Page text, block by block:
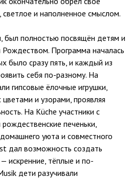
и наполненное смыслом.
был полностью посвящён детям и
Программа началась
было сразу пять, и каждый из
себя по-разному. На
гипсовые ёлочные игрушки,
и узорами, проявляя
На Küche участники с
печеньки,
уюта и совместного
дал возможность создать
искренние, тёплые и по-
дети разучивали